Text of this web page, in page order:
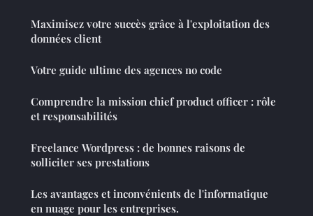
Maximisez votre succès grâce à l'exploitation des
données client
Votre guide ultime des agences no code
Comprendre la mission chief product officer : rôle
et responsabilités
Freelance Wordpress : de bonnes raisons de
solliciter ses prestations
Les avantages et inconvénients de l'informatique
en nuage pour les entreprises.